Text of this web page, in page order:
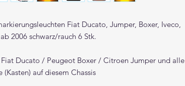
Fiat Ducato, Jumper, Boxer, Iveco,
2006 schwarz/rauch 6 Stk.
Fiat Ducato / Peugeot Boxer / Citroen Jumper und alle
auf diesem Chassis